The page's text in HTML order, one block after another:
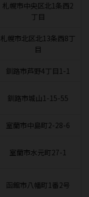
札幌市中央区北1条西2
丁目
札幌市北区北13条西8丁
目
釧路市芦野4丁目1-1
釧路市城山1-15-55
室蘭市中島町2-28-6
室蘭市水元町27-1
函館市八幡町1番2号